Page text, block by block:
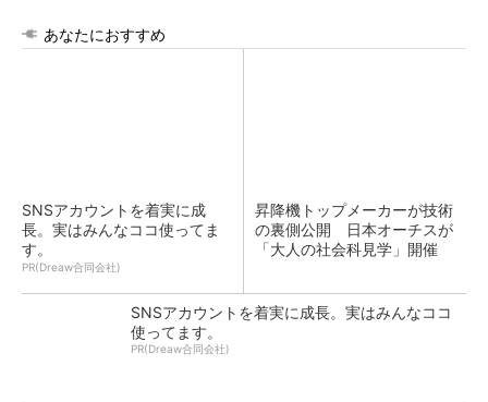
あなたにおすすめ
SNSアカウントを着実に成
長。実はみんなココ使ってま
す。
PR(Dreaw合同会社)
昇降機トップメーカーが技術
の裏側公開 日本オーチスが
「大人の社会科見学」開催
SNSアカウントを着実に成長。実はみんなココ
使ってます。
PR(Dreaw合同会社)